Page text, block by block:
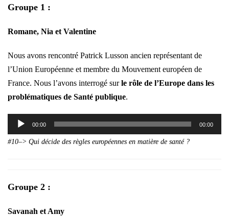
Groupe 1 :
Romane, Nia et Valentine
Nous avons rencontré Patrick Lusson ancien représentant de
l’Union Européenne et membre du Mouvement européen de
France. Nous l’avons interrogé surle rôle de l’Europe dans les
problématiques de Santé publique.
Lecteur
audio
00:00 00:00
#10–> Qui décide des règles européennes en matière de santé ?
Groupe 2 :
Savanah et Amy